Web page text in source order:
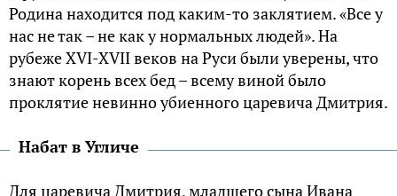
Родина находится под каким-то заклятием. «Все у
нас не так – не как у нормальных людей». На
рубеже XVI-XVII веков на Руси были уверены, что
знают корень всех бед – всему виной было
проклятие невинно убиенного царевича Дмитрия.
Набат в Угличе
Для царевича Дмитрия, младшего сына Ивана